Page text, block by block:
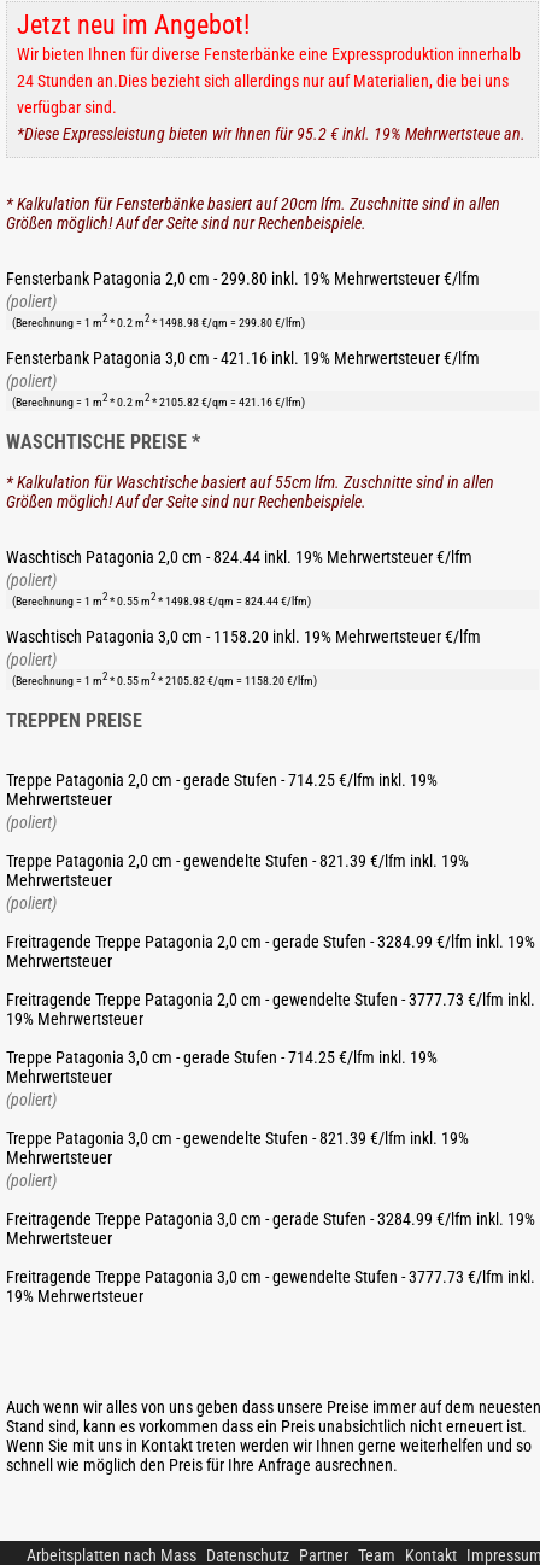
Jetzt neu im Angebot!
Wir bieten Ihnen für diverse Fensterbänke eine Expressproduktion innerhalb
24 Stunden an.Dies bezieht sich allerdings nur auf Materialien, die bei uns
verfügbar sind.
*Diese Expressleistung bieten wir Ihnen für 95.2 € inkl. 19% Mehrwertsteue an.
* Kalkulation für Fensterbänke basiert auf 20cm lfm. Zuschnitte sind in allen
Größen möglich! Auf der Seite sind nur Rechenbeispiele.
Fensterbank Patagonia 2,0 cm - 299.80 inkl. 19% Mehrwertsteuer €/lfm
(poliert)
(Berechnung = 1 m2 * 0.2 m2 * 1498.98 €/qm = 299.80 €/lfm)
Fensterbank Patagonia 3,0 cm - 421.16 inkl. 19% Mehrwertsteuer €/lfm
(poliert)
(Berechnung = 1 m2 * 0.2 m2 * 2105.82 €/qm = 421.16 €/lfm)
WASCHTISCHE PREISE *
* Kalkulation für Waschtische basiert auf 55cm lfm. Zuschnitte sind in allen
Größen möglich! Auf der Seite sind nur Rechenbeispiele.
Waschtisch Patagonia 2,0 cm - 824.44 inkl. 19% Mehrwertsteuer €/lfm
(poliert)
(Berechnung = 1 m2 * 0.55 m2 * 1498.98 €/qm = 824.44 €/lfm)
Waschtisch Patagonia 3,0 cm - 1158.20 inkl. 19% Mehrwertsteuer €/lfm
(poliert)
(Berechnung = 1 m2 * 0.55 m2 * 2105.82 €/qm = 1158.20 €/lfm)
TREPPEN PREISE
Treppe Patagonia 2,0 cm - gerade Stufen - 714.25 €/lfm inkl. 19%
Mehrwertsteuer
(poliert)
Treppe Patagonia 2,0 cm - gewendelte Stufen - 821.39 €/lfm inkl. 19%
Mehrwertsteuer
(poliert)
Freitragende Treppe Patagonia 2,0 cm - gerade Stufen - 3284.99 €/lfm inkl. 19%
Mehrwertsteuer
Freitragende Treppe Patagonia 2,0 cm - gewendelte Stufen - 3777.73 €/lfm inkl.
19% Mehrwertsteuer
Treppe Patagonia 3,0 cm - gerade Stufen - 714.25 €/lfm inkl. 19%
Mehrwertsteuer
(poliert)
Treppe Patagonia 3,0 cm - gewendelte Stufen - 821.39 €/lfm inkl. 19%
Mehrwertsteuer
(poliert)
Freitragende Treppe Patagonia 3,0 cm - gerade Stufen - 3284.99 €/lfm inkl. 19%
Mehrwertsteuer
Freitragende Treppe Patagonia 3,0 cm - gewendelte Stufen - 3777.73 €/lfm inkl.
19% Mehrwertsteuer
Auch wenn wir alles von uns geben dass unsere Preise immer auf dem neuesten
Stand sind, kann es vorkommen dass ein Preis unabsichtlich nicht erneuert ist.
Wenn Sie mit uns in Kontakt treten werden wir Ihnen gerne weiterhelfen und so
schnell wie möglich den Preis für Ihre Anfrage ausrechnen.
Kontakt
Team
Partner
Datenschutz
Arbeitsplatten nach Mass